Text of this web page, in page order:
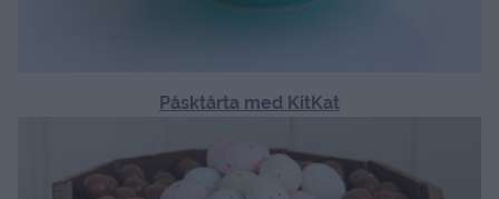
Påsktårta med KitKat